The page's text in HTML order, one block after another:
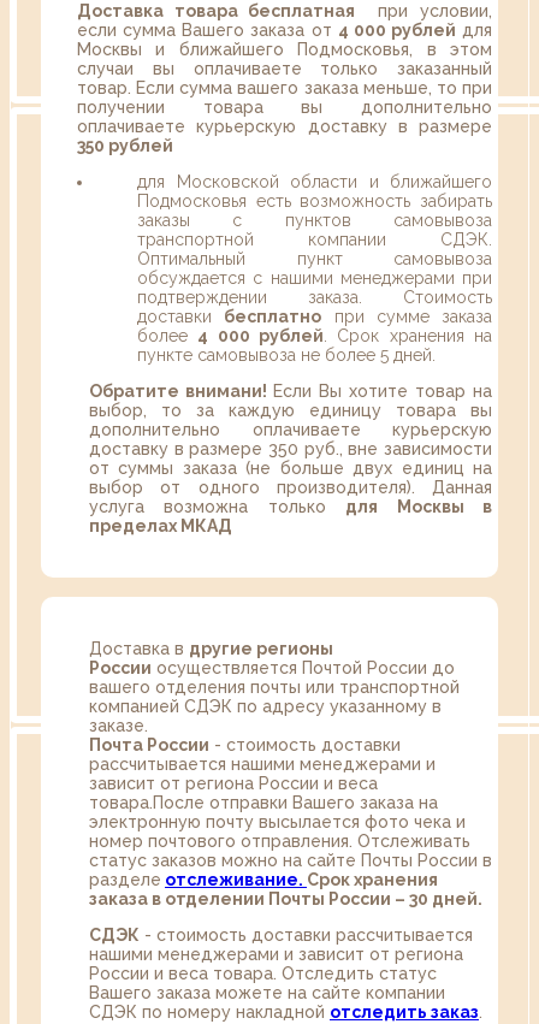
Доставка товара бесплатная при условии,
если сумма Вашего заказа от 4 000 рублей для
Москвы и ближайшего Подмосковья, в этом
случаи вы оплачиваете только заказанный
товар. Если сумма вашего заказа меньше, то при
получении товара вы дополнительно
оплачиваете курьерскую доставку в размере
350 рублей
для Московской области и ближайшего
Подмосковья есть возможность забирать
заказы с пунктов самовывоза
транспортной компании СДЭК.
Оптимальный пункт самовывоза
обсуждается с нашими менеджерами при
подтверждении заказа. Стоимость
доставки бесплатно при сумме заказа
более 4 000 рублей . Срок хранения на
пункте самовывоза не более 5 дней.
Обратите внимани! Если Вы хотите товар на
выбор, то за каждую единицу товара вы
дополнительно оплачиваете курьерскую
доставку в размере 350 руб., вне зависимости
от суммы заказа (не больше двух единиц на
выбор от одного производителя). Данная
услуга возможна только для Москвы в
пределах МКАД
Доставка в другие регионы
России осуществляется Почтой России до
вашего отделения почты или транспортной
компанией СДЭК по адресу указанному в
заказе.
Почта России - стоимость доставки
рассчитывается нашими менеджерами и
зависит от региона России и веса
товара.После отправки Вашего заказа на
электронную почту высылается фото чека и
номер почтового отправления. Отслеживать
статус заказов можно на сайте Почты России в
разделе oтслеживание. Срок хранения
заказа в отделении Почты России – 30 дней.
СДЭК - стоимость доставки рассчитывается
нашими менеджерами и зависит от региона
России и веса товара. Отследить статус
Вашего заказа можете на сайте компании
СДЭК по номеру накладной отследить заказ